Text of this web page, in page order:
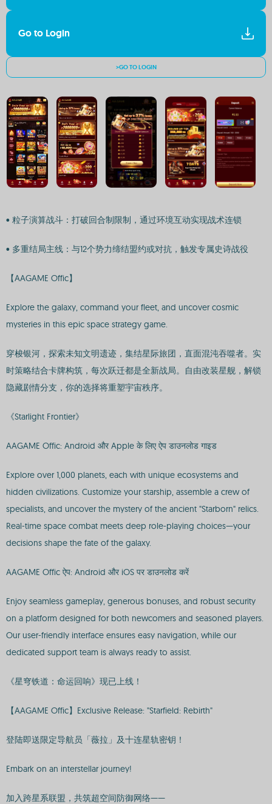
Go to Login
>GO TO LOGIN
• 粒子演算战斗：打破回合制限制，通过环境互动实现战术连锁
• 多重结局主线：与12个势力缔结盟约或对抗，触发专属史诗战役
【AAGAME Offic】
Explore the galaxy, command your fleet, and uncover cosmic
mysteries in this epic space strategy game.
穿梭银河，探索未知文明遗迹，集结星际旅团，直面混沌吞噬者。实
时策略结合卡牌构筑，每次跃迁都是全新战局。自由改装星舰，解锁
隐藏剧情分支，你的选择将重塑宇宙秩序。
《Starlight Frontier》
AAGAME Offic: Android और Apple के लिए ऐप डाउनलोड गाइड
Explore over 1,000 planets, each with unique ecosystems and
hidden civilizations. Customize your starship, assemble a crew of
specialists, and uncover the mystery of the ancient "Starborn" relics.
Real-time space combat meets deep role-playing choices—your
decisions shape the fate of the galaxy.
AAGAME Offic ऐप: Android और iOS पर डाउनलोड करें
Enjoy seamless gameplay, generous bonuses, and robust security
on a platform designed for both newcomers and seasoned players.
Our user-friendly interface ensures easy navigation, while our
dedicated support team is always ready to assist.
《星穹铁道：命运回响》现已上线！
【AAGAME Offic】Exclusive Release: "Starfield: Rebirth"
登陆即送限定导航员「薇拉」及十连星轨密钥！
Embark on an interstellar journey!
加入跨星系联盟，共筑超空间防御网络——